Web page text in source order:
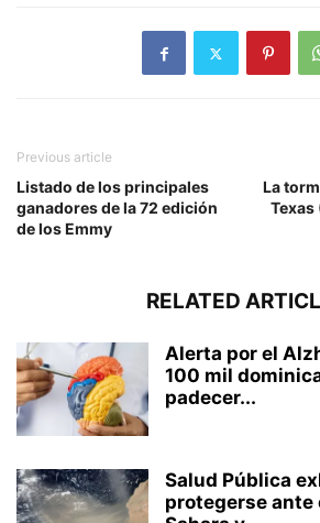
Previous article
Listado de los principales
ganadores de la 72 edición
de los Emmy
La
Texas
RELATED
Alerta por el
100 mil
padecer...
Salud Pública
protegerse ante